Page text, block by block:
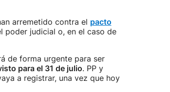
arremetido contra el pacto
poder judicial o, en el caso de
de forma urgente para ser
para el 31 de julio. PP y
a registrar, una vez que hoy